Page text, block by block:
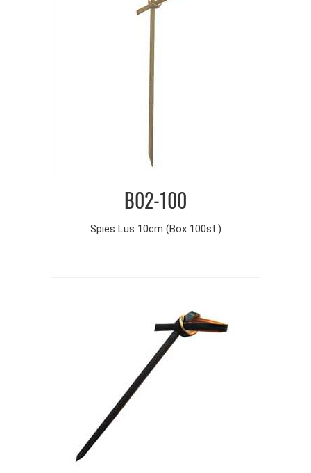
B02-100
Spies Lus 10cm (Box 100st.)